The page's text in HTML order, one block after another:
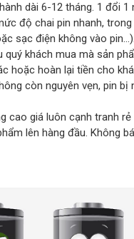
dài 6-12 tháng. 1 đổi
độ chai pin nhanh,
sạc điện không vào pin…).
khách mua mà sản
hoặc hoàn lại tiền cho
còn nguyên vẹn, pin bị
cao giá luôn cạnh tranh
lên hàng đầu. Không